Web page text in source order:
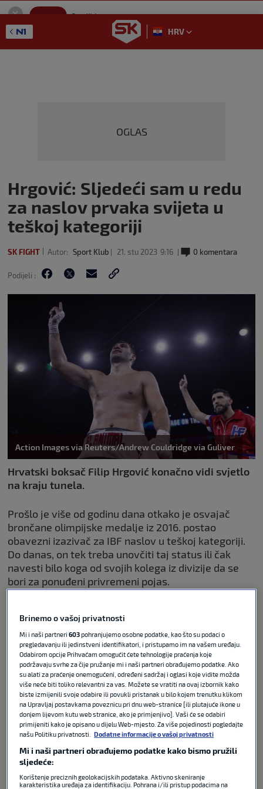
SportKlub
GET - On the Google Play
HRV
OGLAS
Hrgović: Sljedeći sam u redu
za naslov prvaka svijeta u
teškoj kategoriji
SK FIGHT Autor: Sport Klub 21. stu 2023 9:16 0 komentara
Podijeli :
Action Images via Reuters/Andrew Couldridge via Guliver
Hrvatski boksač Filip Hrgović konačno vidi svjetlo
na kraju tunela.
Prošlo je više od godinu dana otkako je osvajač
brončane olimpijske medalje iz 2016. postao
obavezni izazivač za IBF naslov u teškoj kategoriji.
Do danas, on tek treba unovčiti taj status ili čak
navesti bilo koga od svojih kolega iz divizije da se
bori za ponuđeni privremeni pojas.
uzastopnu borbu koja će ga samo ostaviti aktivnim,
pa bi, ako pobijedi Marka De Morija 23. prosinca u
Rijadu u Saudijskoj Arabiji, sljedeća mogla biti ona
prava koju svi čekamo a to je borba za naslov.
“Sljedeći sam na redu za naslov prvaka svijeta u
teškoj kategoriji”, potvrdio je Hrgović tijekom
početne konferencije za novinare na kojoj je najavio
događaj 23. prosinca.
“Borit ću se protiv pobjednika Oleksandra Usyka
protiv Tysona Furyja. Ili ako ostave naslov i žele
Brinemo o vašoj privatnosti
Mi i naši partneri603pohranjujemo osobne podatke, kao što su podaci o
pregledavanju ili jedinstveni identifikatori, i pristupamo im na vašem uređaju.
Odabirom opcije Prihvaćam omogućit ćete tehnologije praćenja koje
podržavaju svrhe za čije pružanje mi i naši partneri obrađujemo podatke. Ako
su alati za praćenje onemogućeni, određeni sadržaj i oglasi koje vidite možda
više neće biti toliko relevantni za vas. Možete se vratiti na ovaj izbornik kako
biste izmijenili svoje odabire ili povukli pristanak u bilo kojem trenutku klikom
na Upravljaj postavkama poveznicu pri dnu web-stranice [ili plutajuće ikone u
donjem lijevom kutu web stranice, ako je primjenjivo]. Vaši će se odabiri
primijeniti kako je opisano u dijelu Web-mjesto. Za više pojedinosti pogledajte
našu Politiku privatnosti.
Dodatne informacije o vašoj privatnosti
Mi i naši partneri obrađujemo podatke kako bismo pružili
sljedeće:
Korištenje preciznih geolokacijskih podataka. Aktivno skeniranje
karakteristika uređaja za identifikaciju. Pohrana i/ili pristup podacima na